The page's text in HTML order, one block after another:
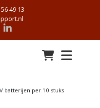
49 13
linkedin
batterijen per 10 stuks